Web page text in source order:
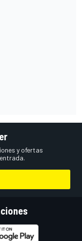
y ofertas